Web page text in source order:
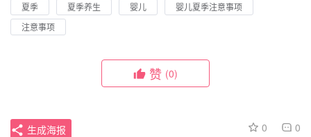
夏季 夏季养生 婴儿
婴儿夏季注意事项
注意事项
赞 (0)
0 0
生成海报